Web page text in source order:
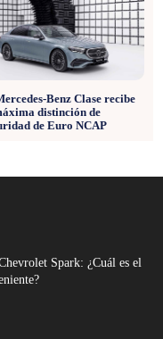
Benz Clase recibe
distinción de
de Euro NCAP
Spark: ¿Cuál es el